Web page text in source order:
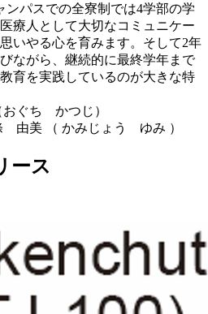
ンパスでの全寮制では4学部の学
療人として大切なコミュニケー
いやる心を育みます。そして2年
ながら、継続的に最終学年まで
育を実践しているのが大きな特
ぐち かつじ）
由美 （ かみじょう ゆみ ）
ース